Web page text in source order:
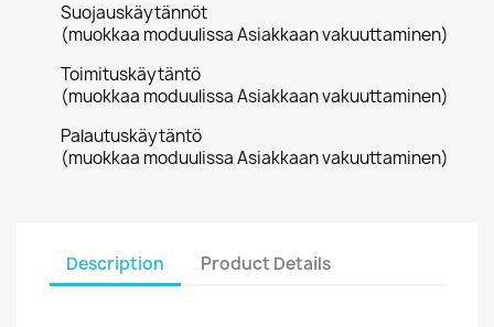
Suojauskäytännöt
(muokkaa moduulissa Asiakkaan vakuuttaminen)
Toimituskäytäntö
(muokkaa moduulissa Asiakkaan vakuuttaminen)
Palautuskäytäntö
(muokkaa moduulissa Asiakkaan vakuuttaminen)
Description Product Details